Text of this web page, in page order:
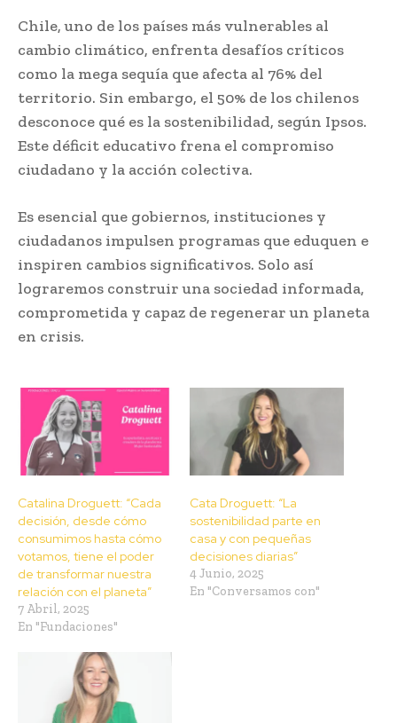
Chile, uno de los países más vulnerables al
cambio climático, enfrenta desafíos críticos
como la mega sequía que afecta al 76% del
territorio. Sin embargo, el 50% de los chilenos
desconoce qué es la sostenibilidad, según Ipsos.
Este déficit educativo frena el compromiso
ciudadano y la acción colectiva.
Es esencial que gobiernos, instituciones y
ciudadanos impulsen programas que eduquen e
inspiren cambios significativos. Solo así
lograremos construir una sociedad informada,
comprometida y capaz de regenerar un planeta
en crisis.
Catalina Droguett: “Cada
decisión, desde cómo
consumimos hasta cómo
votamos, tiene el poder
de transformar nuestra
relación con el planeta”
7 Abril, 2025
En "Fundaciones"
Cata Droguett: “La
sostenibilidad parte en
casa y con pequeñas
decisiones diarias”
4 Junio, 2025
En "Conversamos con"